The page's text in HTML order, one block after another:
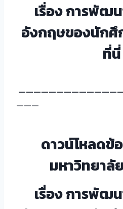
เรื่อง การพัฒ
อังกฤษของนักศึ
ที่นี่
———
ดาวน์โหลดข้
มหาวิทยาลั
เรื่อง การพัฒ